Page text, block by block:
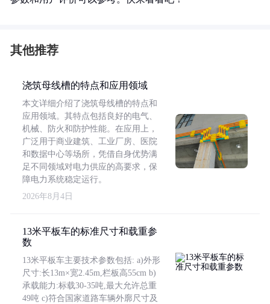
其他推荐
浇筑母线槽的特点和应用领域
本文详细介绍了浇筑母线槽的特点和
应用领域。其特点包括良好的电气、
机械、防火和防护性能。在应用上，
广泛用于商业建筑、工业厂房、医院
和数据中心等场所，凭借自身优势满
足不同领域对电力供应的高要求，保
障电力系统稳定运行。
2026年8月4日
13米平板车的标准尺寸和载重参
数
13米平板车主要技术参数包括: a)外形
尺寸:长13m×宽2.45m,栏板高55cm b)
承载能力:标载30-35吨,最大允许总重
49吨 c)符合国家道路车辆外廓尺寸及